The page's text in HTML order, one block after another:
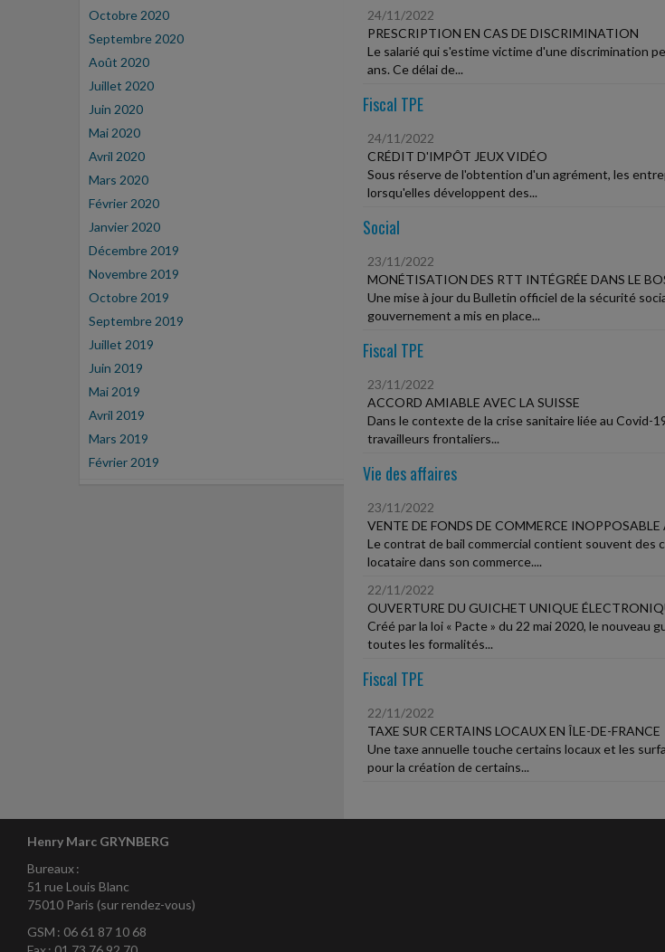
Octobre 2020
Septembre 2020
Août 2020
Juillet 2020
Juin 2020
Mai 2020
Avril 2020
Mars 2020
Février 2020
Janvier 2020
Décembre 2019
Novembre 2019
Octobre 2019
Septembre 2019
Juillet 2019
Juin 2019
Mai 2019
Avril 2019
Mars 2019
Février 2019
24/11/2022
PRESCRIPTION EN CAS DE DISCRIMINATION
Le salarié qui s'estime victime d'une discrimination
ans. Ce délai de...
Fiscal TPE
24/11/2022
CRÉDIT D'IMPÔT JEUX VIDÉO
Sous réserve de l'obtention d'un agrément, les
lorsqu'elles développent des...
Social
23/11/2022
MONÉTISATION DES RTT INTÉGRÉE DANS LE
Une mise à jour du Bulletin officiel de la sécurité
gouvernement a mis en place...
Fiscal TPE
23/11/2022
ACCORD AMIABLE AVEC LA SUISSE
Dans le contexte de la crise sanitaire liée au Covid-
travailleurs frontaliers...
Vie des affaires
23/11/2022
VENTE DE FONDS DE COMMERCE INOPPOSABLE
Le contrat de bail commercial contient souvent des
locataire dans son commerce....
22/11/2022
OUVERTURE DU GUICHET UNIQUE
Créé par la loi « Pacte » du 22 mai 2020, le
toutes les formalités...
Fiscal TPE
22/11/2022
TAXE SUR CERTAINS LOCAUX EN ÎLE-DE-FRANCE
Une taxe annuelle touche certains locaux et les
pour la création de certains...
Henry Marc GRYNBERG
Bureaux :
51 rue Louis Blanc
75010 Paris (sur rendez-vous)
GSM : 06 61 87 10 68